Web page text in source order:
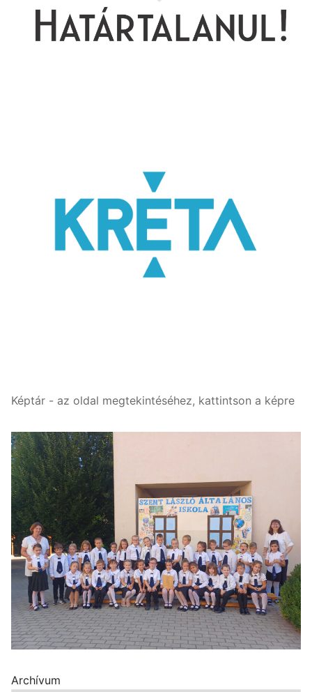
Képtár - az oldal megtekintéséhez, kattintson a képre
Archívum